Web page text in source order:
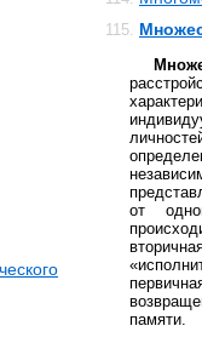
115.
от
памяти.